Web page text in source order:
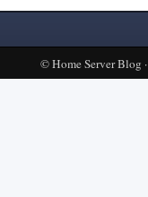
©Home Server Blog